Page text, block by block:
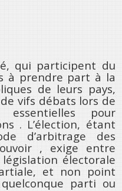
qui participent du
à prendre part à la
de leurs pays,
vifs débats lors de
essentielles pour
. L’élection, étant
d’arbitrage des
, exige entre
électorale
et non point
parti ou